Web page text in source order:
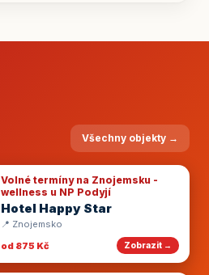
Všechny objekty →
Volné termíny na Znojemsku -
wellness u NP Podyjí
Hotel Happy Star
📍 Znojemsko
od 875 Kč
Zobrazit →